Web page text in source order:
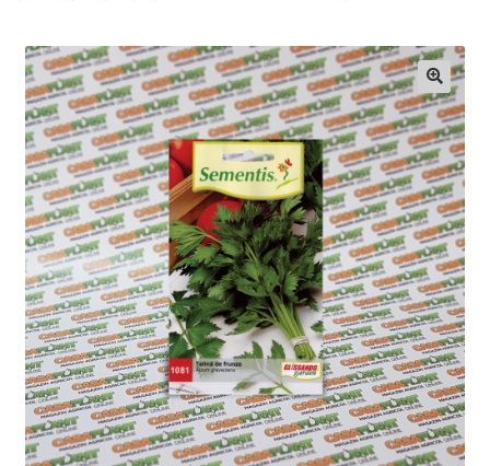
copil
Produse BIO
Igienă publică
Casa și grădina
Extinde
meniul
copil
Sere și solarii
Extinde
meniul
copil